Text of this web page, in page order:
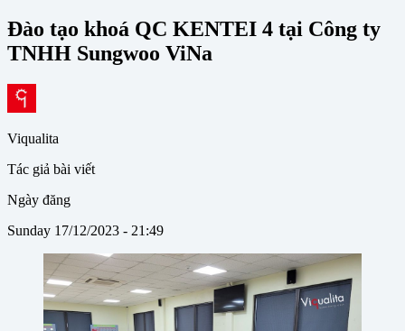
Đào tạo khoá QC KENTEI 4 tại Công ty
TNHH Sungwoo ViNa
Viqualita
Tác giả bài viết
Ngày đăng
Sunday 17/12/2023 - 21:49